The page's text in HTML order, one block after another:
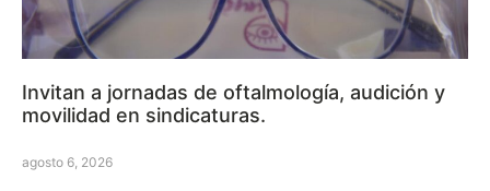
Invitan a jornadas de oftalmología, audición y
movilidad en sindicaturas.
agosto 6, 2026